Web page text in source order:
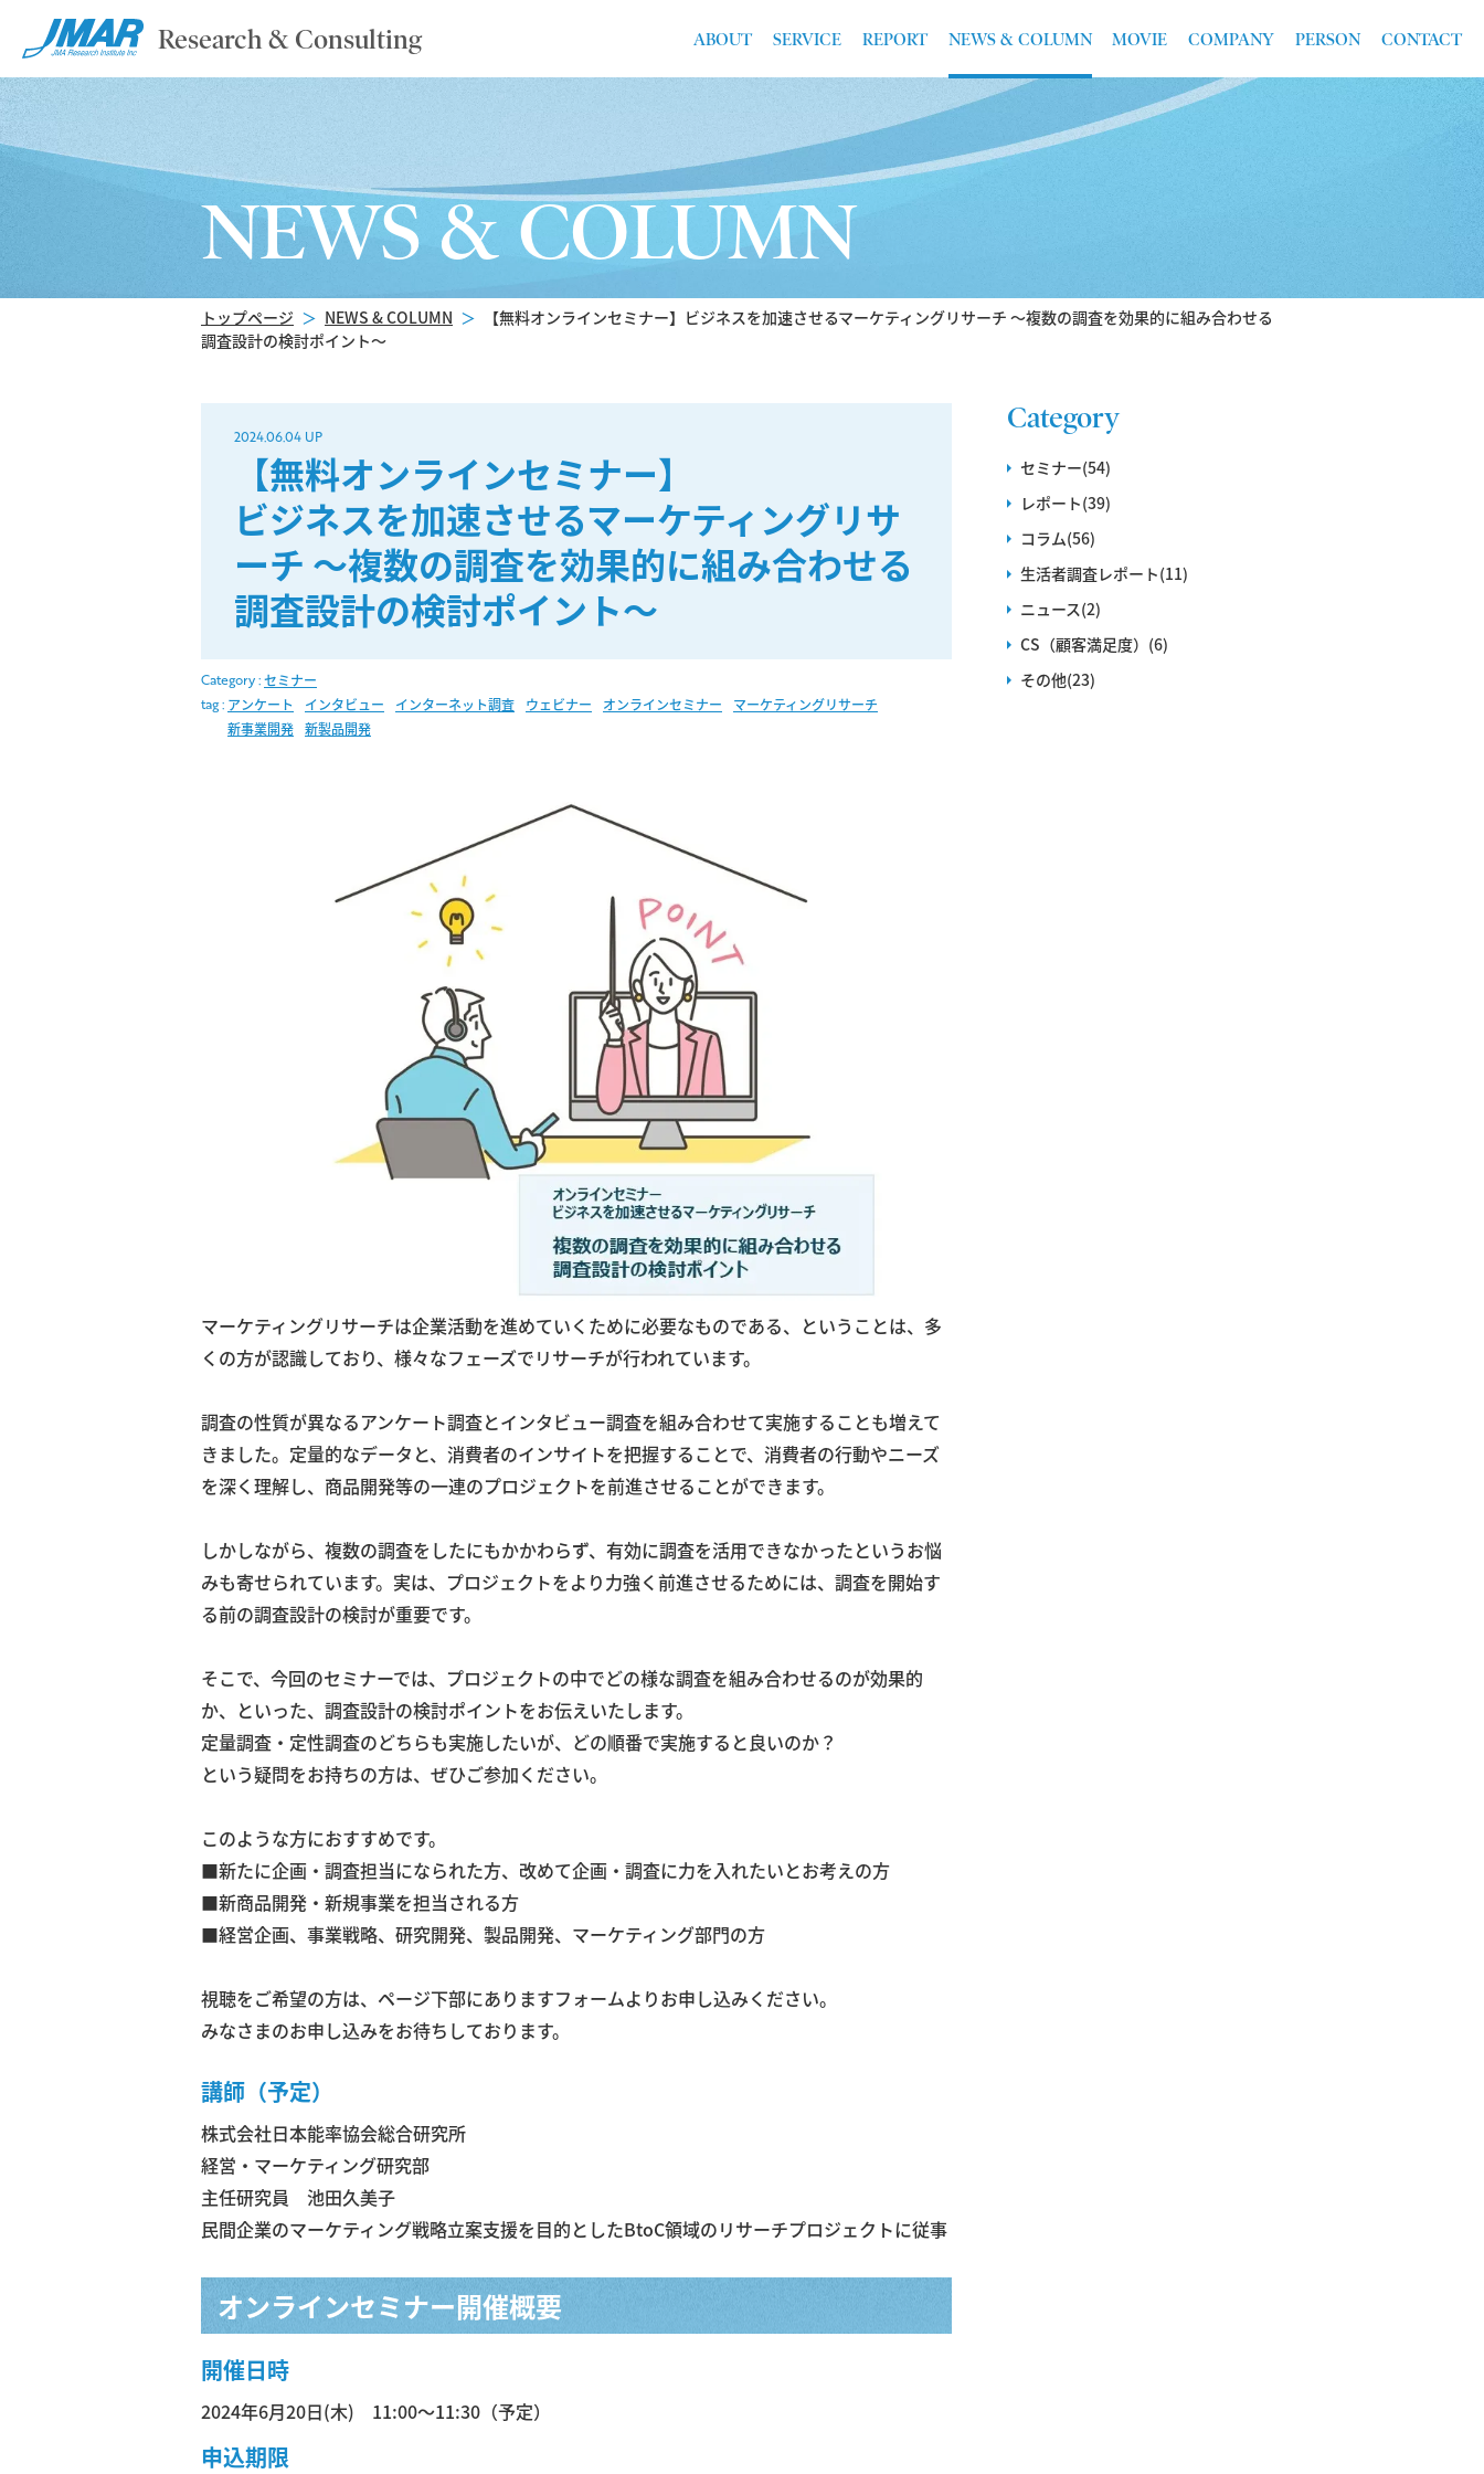
Research & Consulting ABOUT SERVICE REPORT NEWS & COLUMN MOVIE COMPANY PERSON CONTACT
NEWS & COLUMN
トップページ ＞ NEWS & COLUMN ＞
【無料オンラインセミナー】ビジネスを加速させるマーケティングリサーチ ～複数の調査を効果的に組み合わせる
調査設計の検討ポイント～
2024.06.04 UP
【無料オンラインセミナー】
ビジネスを加速させるマーケティングリサ
ーチ ～複数の調査を効果的に組み合わせる
調査設計の検討ポイント～
Category :セミナー
tag : アンケート インタビュー インターネット調査 ウェビナー オンラインセミナー
マーケティングリサーチ
新事業開発 新製品開発
マーケティングリサーチは企業活動を進めていくために必要なものである、ということは、多
くの方が認識しており、様々なフェーズでリサーチが行われています。
調査の性質が異なるアンケート調査とインタビュー調査を組み合わせて実施することも増えて
きました。定量的なデータと、消費者のインサイトを把握することで、消費者の行動やニーズ
を深く理解し、商品開発等の一連のプロジェクトを前進させることができます。
しかしながら、複数の調査をしたにもかかわらず、有効に調査を活用できなかったというお悩
みも寄せられています。実は、プロジェクトをより力強く前進させるためには、調査を開始す
る前の調査設計の検討が重要です。
そこで、今回のセミナーでは、プロジェクトの中でどの様な調査を組み合わせるのが効果的
か、といった、調査設計の検討ポイントをお伝えいたします。
定量調査・定性調査のどちらも実施したいが、どの順番で実施すると良いのか？
という疑問をお持ちの方は、ぜひご参加ください。
このような方におすすめです。
■新たに企画・調査担当になられた方、改めて企画・調査に力を入れたいとお考えの方
■新商品開発・新規事業を担当される方
■経営企画、事業戦略、研究開発、製品開発、マーケティング部門の方
視聴をご希望の方は、ページ下部にありますフォームよりお申し込みください。
みなさまのお申し込みをお待ちしております。
講師（予定）
株式会社日本能率協会総合研究所
経営・マーケティング研究部
主任研究員 池田久美子
民間企業のマーケティング戦略立案支援を目的としたBtoC領域のリサーチプロジェクトに従事
オンラインセミナー開催概要
開催日時
2024年6月20日(木) 11:00～11:30（予定）
申込期限
Category
セミナー(54)
レポート(39)
コラム(56)
生活者調査レポート(11)
ニュース(2)
CS（顧客満足度）(6)
その他(23)